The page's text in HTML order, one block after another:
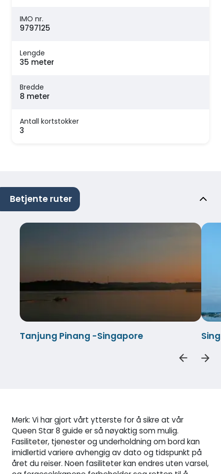
IMO nr.
9797125
Lengde
35 meter
Bredde
8 meter
Antall kortstokker
3
Betjente ruter
Tanjung Pinang -Singapore
Merk: Vi har gjort vårt ytterste for å sikre at vår
Queen Star 8 guide er så nøyaktig som mulig.
Fasiliteter, tjenester og underholdning om bord kan
imidlertid variere avhengig av dato og tidspunkt på
året du reiser. Noen fasiliteter kan endres uten varsel,